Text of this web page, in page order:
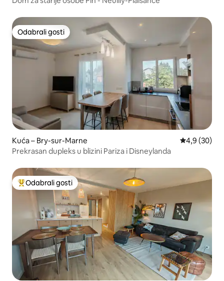
Odabrali gosti
Odabrali gosti
Kuća – Bry-sur-Marne Prosječna
4,9 (30)
Prekrasan dupleks u blizini Pariza i Disneylanda
Među najviše rangiranima s oznakom „Odabrali gosti”
Odabrali gosti